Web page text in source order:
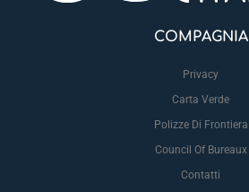
COMPAGNIA
Privacy
Carta Verde
Polizze Di Frontiera
Council Of Bureaux
Contatti